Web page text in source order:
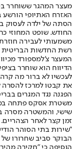
מעצר המהגר ששוחרר בטעות
האזרח האתיופי הורשע
הסתה של ילדה לעסוק
החודש. שופט המחוזי
משמעותי לעבירה חוזרת" כאשר גזר
רשת החדשות הבריטית
המעצר צ'למספורד
הדיווח הוא שוחרר
לעכשיו לא ברור מה
את קבטו למרכז להסרה
הפגנה נגד המגרים
משטרת אסקס פתחה
שישי, והמשטרה מסרה
זמן קצר לאחר הצהריים.
הבוקר סביב שחרורו